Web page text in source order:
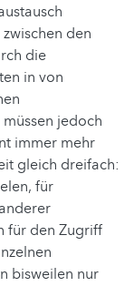
den
die
in von
jedoch
immer mehr
gleich dreifach:
für
für den Zugriff
bisweilen nur